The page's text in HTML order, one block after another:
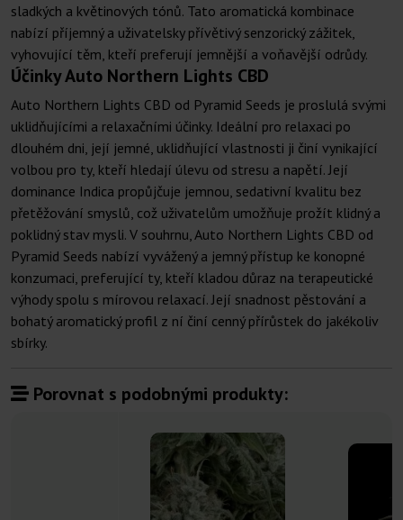
sladkých a květinových tónů. Tato aromatická kombinace
nabízí příjemný a uživatelsky přívětivý senzorický zážitek,
vyhovující těm, kteří preferují jemnější a voňavější odrůdy.
Účinky Auto Northern Lights CBD
Auto Northern Lights CBD od Pyramid Seeds je proslulá svými
uklidňujícími a relaxačními účinky. Ideální pro relaxaci po
dlouhém dni, její jemné, uklidňující vlastnosti ji činí vynikající
volbou pro ty, kteří hledají úlevu od stresu a napětí. Její
dominance Indica propůjčuje jemnou, sedativní kvalitu bez
přetěžování smyslů, což uživatelům umožňuje prožít klidný a
poklidný stav mysli. V souhrnu, Auto Northern Lights CBD od
Pyramid Seeds nabízí vyvážený a jemný přístup ke konopné
konzumaci, preferující ty, kteří kladou důraz na terapeutické
výhody spolu s mírovou relaxací. Její snadnost pěstování a
bohatý aromatický profil z ní činí cenný přírůstek do jakékoliv
sbírky.
Porovnat s podobnými produkty: